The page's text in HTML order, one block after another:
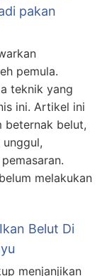
pakan
pemula.
teknik yang
ini. Artikel ini
beternak belut,
melakukan
Belut Di
menjanjikan